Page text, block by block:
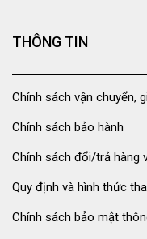
THÔNG TIN
Chính sách vận chuyển,
Chính sách bảo hành
Chính sách đổi/trả hàng
Quy định và hình thức
Chính sách bảo mật